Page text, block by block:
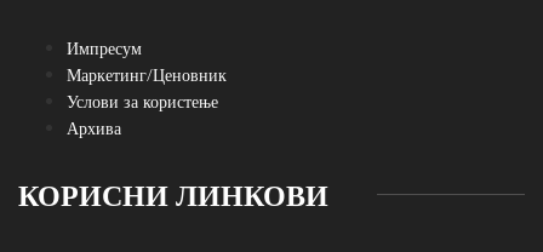
Импресум
Маркетинг/Ценовник
Услови за користење
Архива
КОРИСНИ ЛИНКОВИ